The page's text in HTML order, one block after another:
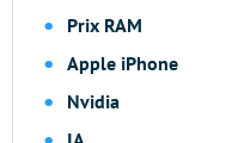
Prix RAM
Apple iPhone
Nvidia